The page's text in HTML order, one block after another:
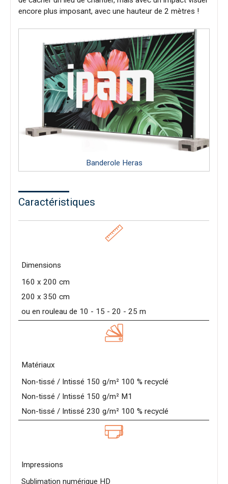
encore plus imposant, avec une hauteur de 2 mètres !
Banderole Heras
Caractéristiques
Dimensions
160 x 200 cm
200 x 350 cm
ou en rouleau de 10 - 15 - 20 - 25 m
Matériaux
Non-tissé / Intissé 150 g/m² 100 % recyclé
Non-tissé / Intissé 150 g/m² M1
Non-tissé / Intissé 230 g/m² 100 % recyclé
Impressions
Sublimation numérique HD